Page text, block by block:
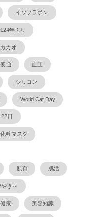
イソフラボン
124年ぶり
カカオ
便通 血圧
シリコン
World Cat Day
22日
粧マスク
肌育 肌活
き～
康 美容知識